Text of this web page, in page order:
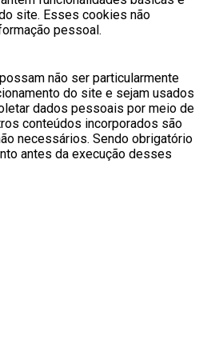
site. Esses cookies não
pessoal.
não ser particularmente
do site e sejam usados
dados pessoais por meio de
conteúdos incorporados são
necessários. Sendo obrigatório
antes da execução desses